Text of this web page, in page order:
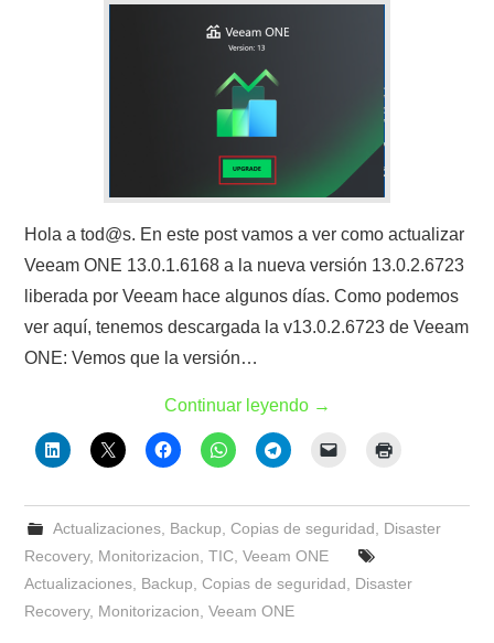
Hola a tod@s. En este post vamos a ver como actualizar
Veeam ONE 13.0.1.6168 a la nueva versión 13.0.2.6723
liberada por Veeam hace algunos días. Como podemos
ver aquí, tenemos descargada la v13.0.2.6723 de Veeam
ONE: Vemos que la versión…
Continuar leyendo →
Actualizaciones, Backup Copias de seguridad
Disaster
Recovery, Monitorizacion ,TIC ,Veeam ONE
Actualizaciones Backup ,Copias de seguridad
Disaster
Recovery, Monitorizacion ,Veeam ONE